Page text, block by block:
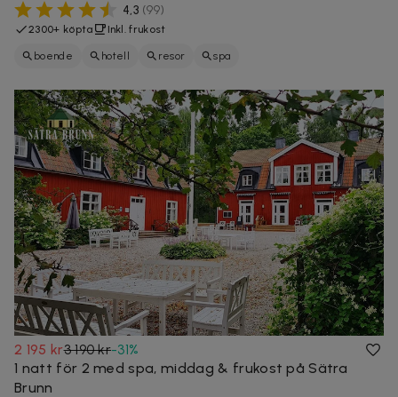
4,3 (99)
2300+ köpta Inkl. frukost
boende hotell resor spa
2 195 kr3 190 kr-31%
1 natt för 2 med spa, middag & frukost på Sätra
Brunn